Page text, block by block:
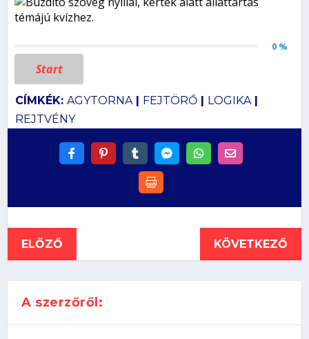
0 %
Start
CÍMKÉK: AGYTORNA| FEJTÖRŐ| LOGIKA|
REJTVÉNY
ELŐZŐ KÖVETKEZŐ
A szerzőről: